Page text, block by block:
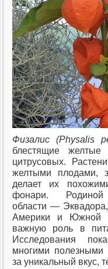
Физалис (Physalis
блестящие
цитрусовых.
желтыми плодами,
делает их
фонари. Родиной
области —
Америки и Южной
важную роль в
Исследования
многими полезными
за уникальный вкус,